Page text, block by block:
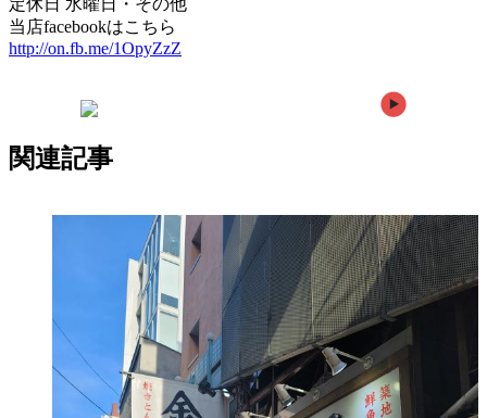
定休日 水曜日・その他
当店facebookはこちら
http://on.fb.me/1OpyZzZ
関連記事